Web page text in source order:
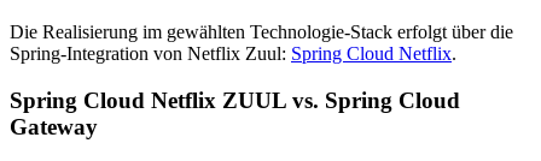
Die Realisierung im gewählten Technologie-Stack erfolgt über die
Spring-Integration von Netflix Zuul: Spring Cloud Netflix.
Spring Cloud Netflix ZUUL vs. Spring Cloud
Gateway